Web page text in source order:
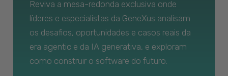
Reviva a mesa-redonda exclusiva onde
líderes e especialistas da GeneXus analisam
os desafios, oportunidades e casos reais da
era agentic e da IA generativa, e exploram
como construir o software do futuro.